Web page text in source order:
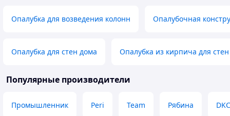
Опалубка для возведения колонн Опалубочная
Опалубка для стен дома Опалубка из кирпича для стен
Популярные производители
Промышленник Peri Team Рябина DKC